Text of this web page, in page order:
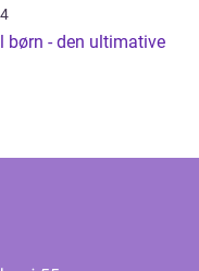
børn - den ultimative